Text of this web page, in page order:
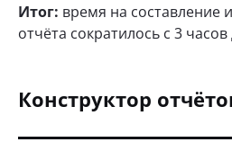
Итог: время на составление
отчёта сократилось с 3 часов
Конструктор